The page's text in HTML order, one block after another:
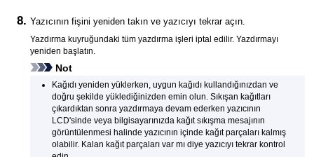
Yazıcının fişini yeniden takın veyazıcıyı tekrar açın.
Yazdırma kuyruğundaki tüm yazdırma işleri iptal edilir. Yazdırmayı
yeniden başlatın.
Not
Kağıdı yeniden yüklerken, uygun kağıdı kullandığınızdan ve
doğru şekilde yüklediğinizden emin olun. Sıkışan kağıtları
çıkardıktan sonra yazdırmaya devam ederken yazıcının
LCD'sinde veya bilgisayarınızda kağıt sıkışma mesajının
görüntülenmesi halinde yazıcının içinde kağıt parçaları kalmış
olabilir. Kalan kağıt parçaları var mı diye yazıcıyıtekrar kontrol